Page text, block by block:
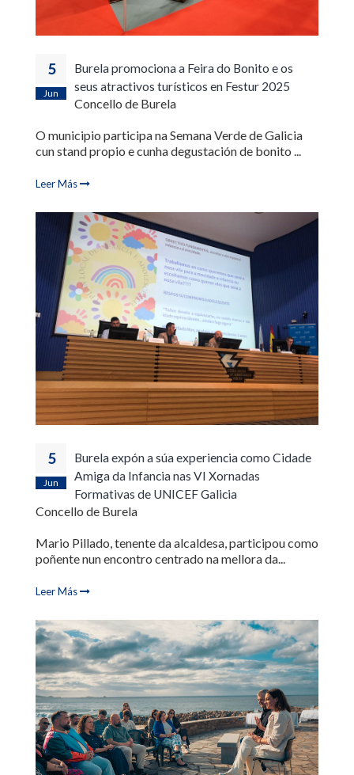
5
Jun
Burela promociona a Feira do Bonito e os
seus atractivos turísticos en Festur 2025
Concello de Burela
O municipio participa na Semana Verde de Galicia
cun stand propio e cunha degustación de bonito ...
Leer Más
5
Jun
Burela expón a súa experiencia como Cidade
Amiga da Infancia nas VI Xornadas
Formativas de UNICEF Galicia
Concello de Burela
Mario Pillado, tenente da alcaldesa, participou como
poñente nun encontro centrado na mellora da...
Leer Más